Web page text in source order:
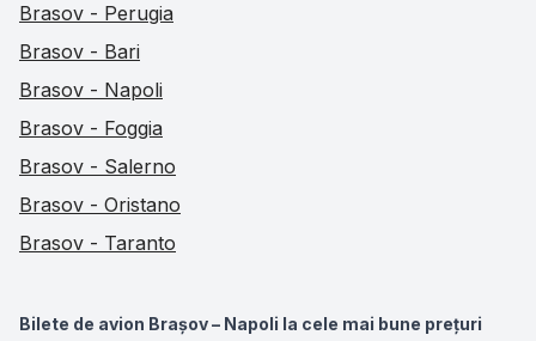
Brasov - Perugia
Brasov - Bari
Brasov - Napoli
Brasov - Foggia
Brasov - Salerno
Brasov - Oristano
Brasov - Taranto
Bilete de avion Brașov – Napoli la cele mai bune prețuri